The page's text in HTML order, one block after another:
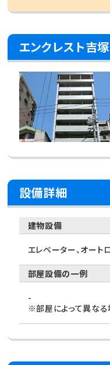
エンクレスト吉
設備詳細
建物設備
エレベーター、オート
部屋設備の一例
-
※部屋によって異なる